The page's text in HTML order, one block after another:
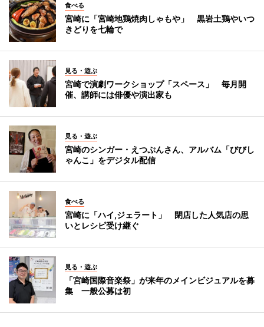
食べる
宮崎に「宮崎地鶏焼肉しゃもや」 黒岩土鶏やいつ
きどりを七輪で
見る・遊ぶ
宮崎で演劇ワークショップ「スペース」 毎月開
催、講師には俳優や演出家も
見る・遊ぶ
宮崎のシンガー・えつぷんさん、アルバム「びびし
ゃんこ」をデジタル配信
食べる
宮崎に「ハイ,ジェラート」 閉店した人気店の思
いとレシピ受け継ぐ
見る・遊ぶ
「宮崎国際音楽祭」が来年のメインビジュアルを募
集 一般公募は初